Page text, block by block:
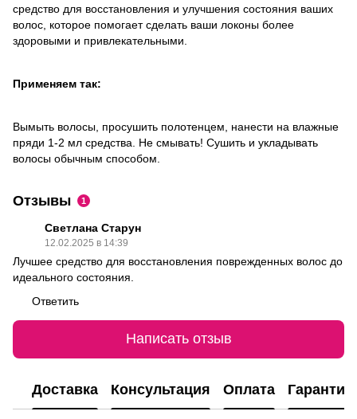
средство для восстановления и улучшения состояния ваших
волос, которое помогает сделать ваши локоны более
здоровыми и привлекательными.
Применяем так:
Вымыть волосы, просушить полотенцем, нанести на влажные
пряди 1-2 мл средства. Не смывать! Сушить и укладывать
волосы обычным способом.
Отзывы 1
Светлана Старун
12.02.2025 в 14:39
Лучшее средство для восстановления поврежденных волос до
идеального состояния.
Ответить
Написать отзыв
Доставка Консультация Оплата Гарантия